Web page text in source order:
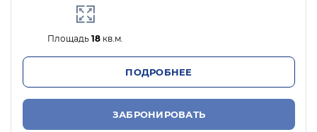
Площадь18 кв.м.
ПОДРОБНЕЕ
ЗАБРОНИРОВАТЬ